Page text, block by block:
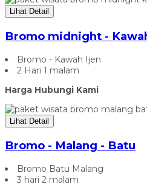
Lihat Detail
Bromo midnight -
Bromo - Kawah Ijen
2 Hari 1 malam
Harga Hubungi Kami
Lihat Detail
Bromo - Malang - Batu
Bromo Batu Malang
3 hari 2 malam